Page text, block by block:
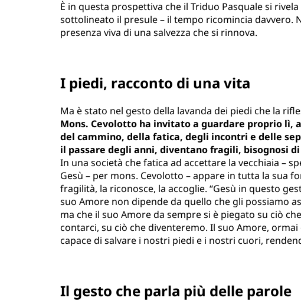
È in questa prospettiva che il Triduo Pasquale si
sottolineato il presule – il tempo ricomincia davvero.
presenza viva di una salvezza che si rinnova.
I piedi, racconto di una vita
Ma è stato nel gesto della lavanda dei piedi che la
Mons. Cevolotto ha invitato a guardare proprio lì,
del cammino, della fatica, degli incontri e delle
il passare degli anni, diventano fragili, bisognosi
In una società che fatica ad accettare la vecchiaia –
Gesù – per mons. Cevolotto – appare in tutta la sua
fragilità, la riconosce, la accoglie. “Gesù in questo
suo Amore non dipende da quello che gli possiamo
ma che il suo Amore da sempre si è piegato su ciò
contarci, su ciò che diventeremo. Il suo Amore,
capace di salvare i nostri piedi e i nostri cuori,
Il gesto che parla più delle parole